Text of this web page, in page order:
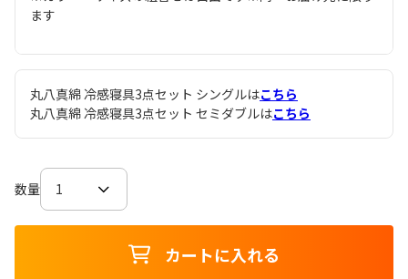
ます
丸八真綿 冷感寝具3点セット シングルはこちら
丸八真綿 冷感寝具3点セット セミダブルはこちら
数量
カートに入れる